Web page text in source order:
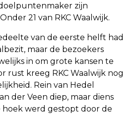
zijn
21 van RKC Waalwijk.
van de eerste helft had
maar de bezoekers
in om grote kansen te
rust kreeg RKC Waalwijk nog
Rein van Hedel
der Veen diep, maar diens
hoek werd gestopt door de